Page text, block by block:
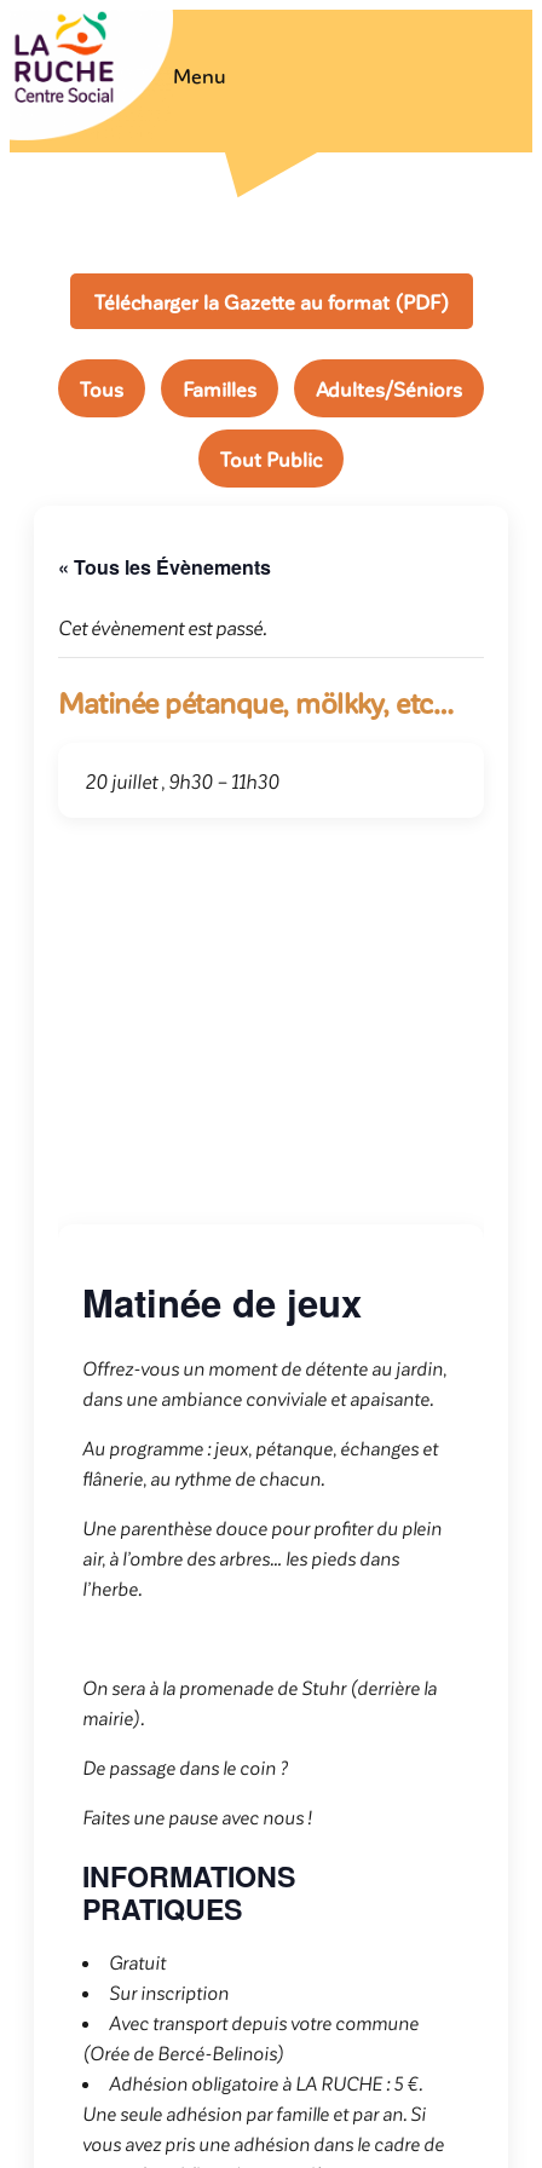
Menu
Télécharger la Gazette au format (PDF)
Tous Familles Adultes/Séniors
Tout Public
« Tous les Évènements
Cet évènement est passé.
Matinée pétanque, mölkky, etc…
20 juillet , 9h30 – 11h30
Matinée de jeux
Offrez-vous un moment de détente au jardin,
dans une ambiance conviviale et apaisante.
Au programme : jeux, pétanque, échanges et
flânerie, au rythme de chacun.
Une parenthèse douce pour profiter du plein
air, à l’ombre des arbres… les pieds dans
l’herbe.
On sera à la promenade de Stuhr (derrière la
mairie).
De passage dans le coin ?
Faites une pause avec nous !
INFORMATIONS
PRATIQUES
Gratuit
Sur inscription
Avec transport depuis votre commune
(Orée de Bercé-Belinois)
Adhésion obligatoire à LA RUCHE : 5 €.
Une seule adhésion par famille et par an. Si
vous avez pris une adhésion dans le cadre de